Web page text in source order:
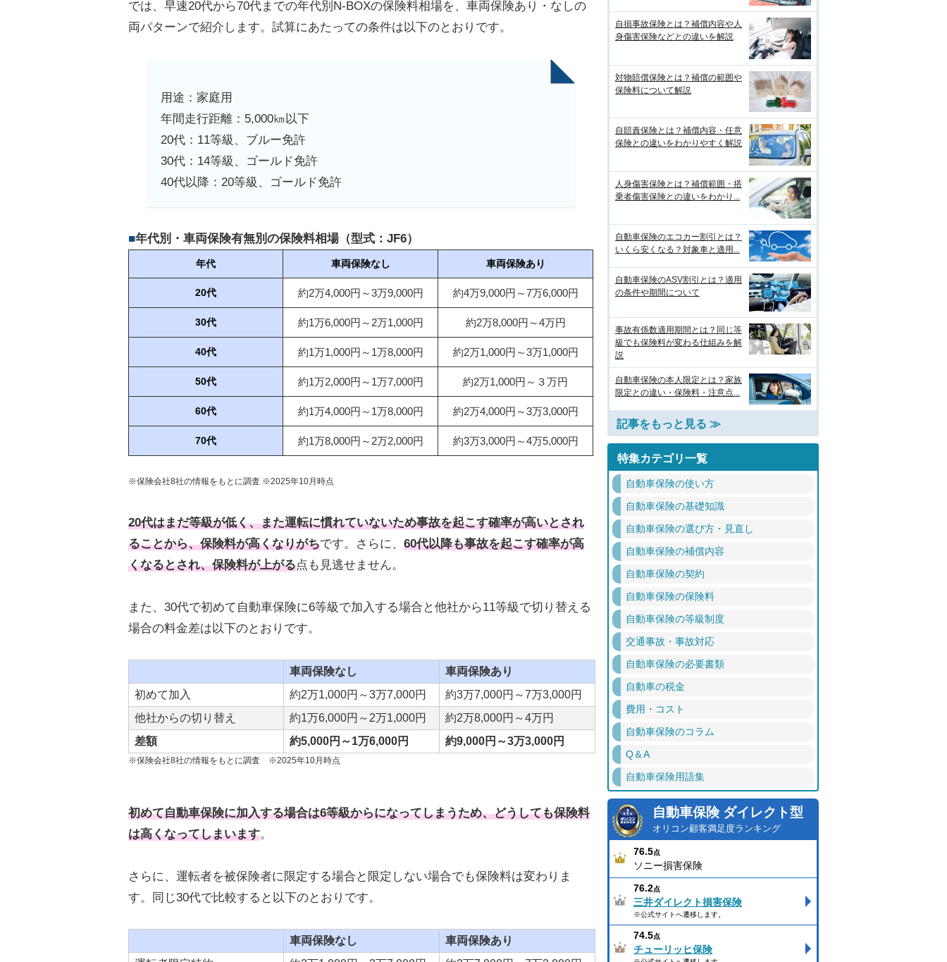
では、早速20代から70代までの年代別N-BOXの保険料相場を、車両保険あり・なしの
両パターンで紹介します。試算にあたっての条件は以下のとおりです。
用途：家庭用
年間走行距離：5,000㎞以下
20代：11等級、ブルー免許
30代：14等級、ゴールド免許
40代以降：20等級、ゴールド免許
年代別・車両保険有無別の保険料相場（型式：JF6）
年代 車両保険なし 車両保険あり
20代 約2万4,000円～3万9,000円 約4万9,000円～7万6,000円
30代 約1万6,000円～2万1,000円 約2万8,000円～4万円
40代 約1万1,000円～1万8,000円 約2万1,000円～3万1,000円
50代 約1万2,000円～1万7,000円 約2万1,000円～３万円
60代 約1万4,000円～1万8,000円 約2万4,000円～3万3,000円
70代 約1万8,000円～2万2,000円 約3万3,000円～4万5,000円
※保険会社8社の情報をもとに調査 ※2025年10月時点
20代はまだ等級が低く、また運転に慣れていないため事故を起こす確率が高いとされ
ることから、保険料が高くなりがちです。さらに、 60代以降も事故を起こす確率が高
くなるとされ、保険料が上がる点も見逃せません。
また、30代で初めて自動車保険に6等級で加入する場合と他社から11等級で切り替える
場合の料金差は以下のとおりです。
車両保険なし
車両保険あり
初めて加入
約2万1,000円～3万7,000円
約3万7,000円～7万3,000円
他社からの切り替え
約1万6,000円～2万1,000円
約2万8,000円～4万円
差額
約5,000円～1万6,000円 約9,000円～3万3,000円
※保険会社8社の情報をもとに調査 ※2025年10月時点
初めて自動車保険に加入する場合は6等級からになってしまうため、どうしても保険料
は高くなってしまいます。
さらに、運転者を被保険者に限定する場合と限定しない場合でも保険料は変わりま
す。同じ30代で比較すると以下のとおりです。
車両保険なし
車両保険あり
自損事故保険とは？補償内容や人
身傷害保険などとの違いを解説
対物賠償保険とは？補償の範囲や
保険料について解説
自賠責保険とは？補償内容・任意
保険との違いをわかりやすく解説
人身傷害保険とは？補償範囲・搭
乗者傷害保険との違いをわかり...
自動車保険のエコカー割引とは？
いくら安くなる？対象車と適用...
自動車保険のASV割引とは？適用
の条件や期間について
事故有係数適用期間とは？同じ等
級でも保険料が変わる仕組みを解
説
自動車保険の本人限定とは？家族
限定との違い・保険料・注意点...
記事をもっと見る ≫
特集カテゴリ一覧
自動車保険の使い方
自動車保険の基礎知識
自動車保険の選び方・見直し
自動車保険の補償内容
自動車保険の契約
自動車保険の保険料
自動車保険の等級制度
交通事故・事故対応
自動車保険の必要書類
自動車の税金
費用・コスト
自動車保険のコラム
Q＆A
自動車保険用語集
自動車保険 ダイレクト型
オリコン顧客満足度ランキング
76.5点
ソニー損害保険
76.2点
三井ダイレクト損害保険
※公式サイトへ遷移します。
74.5点
チューリッヒ保険